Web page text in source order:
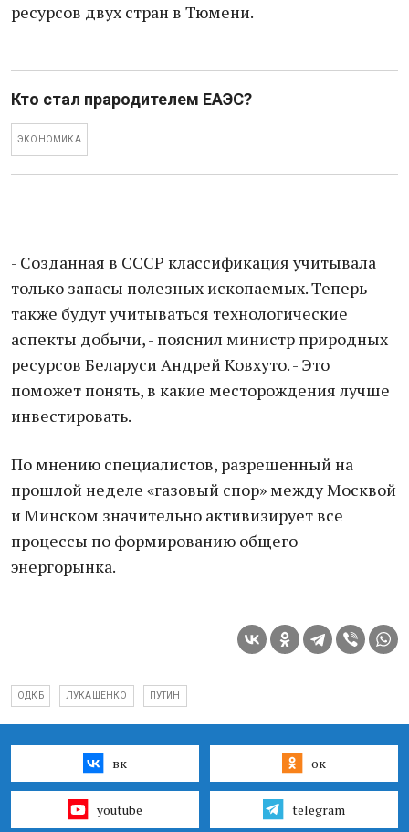
ресурсов двух стран в Тюмени.
Кто стал прародителем ЕАЭС?
ЭКОНОМИКА
- Созданная в СССР классификация учитывала
только запасы полезных ископаемых. Теперь
также будут учитываться технологические
аспекты добычи, - пояснил министр природных
ресурсов Беларуси Андрей Ковхуто. - Это
поможет понять, в какие месторождения лучше
инвестировать.
По мнению специалистов, разрешенный на
прошлой неделе «газовый спор» между Москвой
и Минском значительно активизирует все
процессы по формированию общего
энергорынка.
ОДКБ ЛУКАШЕНКО ПУТИН
вк ок
youtube telegram